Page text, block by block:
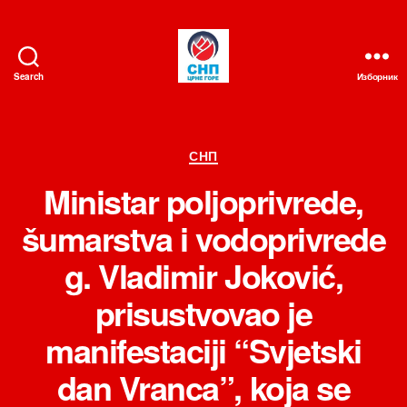
Search Изборник
Категорије
СНП
Ministar poljoprivrede,
šumarstva i vodoprivrede
g. Vladimir Joković,
prisustvovao je
manifestaciji “Svjetski
dan Vranca”, koja se